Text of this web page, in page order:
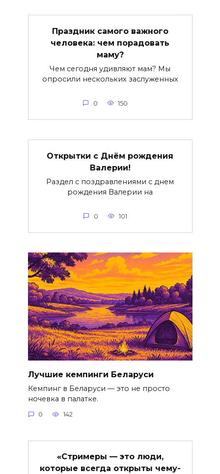
Праздник самого важного
человека: чем порадовать
маму?
Чем сегодня удивляют мам? Мы
опросили нескольких заслуженных
0 150
Открытки с Днём рождения
Валерии!
Раздел с поздравлениями с днем
рождения Валерии на
0 101
Лучшие кемпинги Беларуси
Кемпинг в Беларуси — это не просто
ночевка в палатке.
0 142
«Стримеры — это люди,
которые всегда открыты чему-